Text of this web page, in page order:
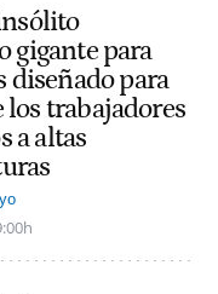
gigante para
diseñado para
los trabajadores
a altas